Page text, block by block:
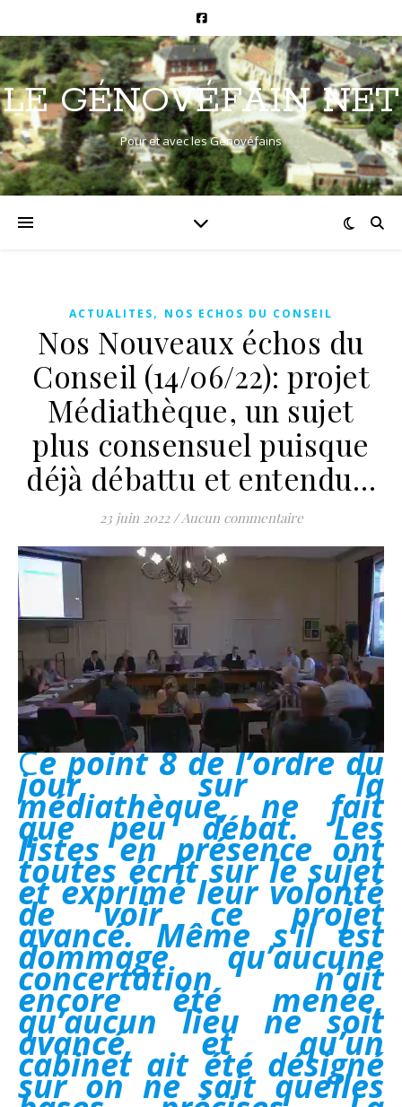
LE GÉNOVÉFAIN NET
Pour et avec les Génovéfains
ACTUALITES, NOS ECHOS DU CONSEIL
Nos Nouveaux échos du
Conseil (14/06/22): projet
Médiathèque, un sujet
plus consensuel puisque
déjà débattu et entendu…
23 juin 2022 /Aucun commentaire
Ce point 8 de l’ordre du
jour, sur la
médiathèque, ne fait
que peu débat. Les
listes en présence ont
toutes écrit sur le sujet
et exprimé leur volonté
de voir ce projet
avancé. Même s’il est
dommage qu’aucune
concertation n’ait
encore été menée,
qu’aucun lieu ne soit
avancé, et qu’un
cabinet ait été désigné
sur on ne sait quelles